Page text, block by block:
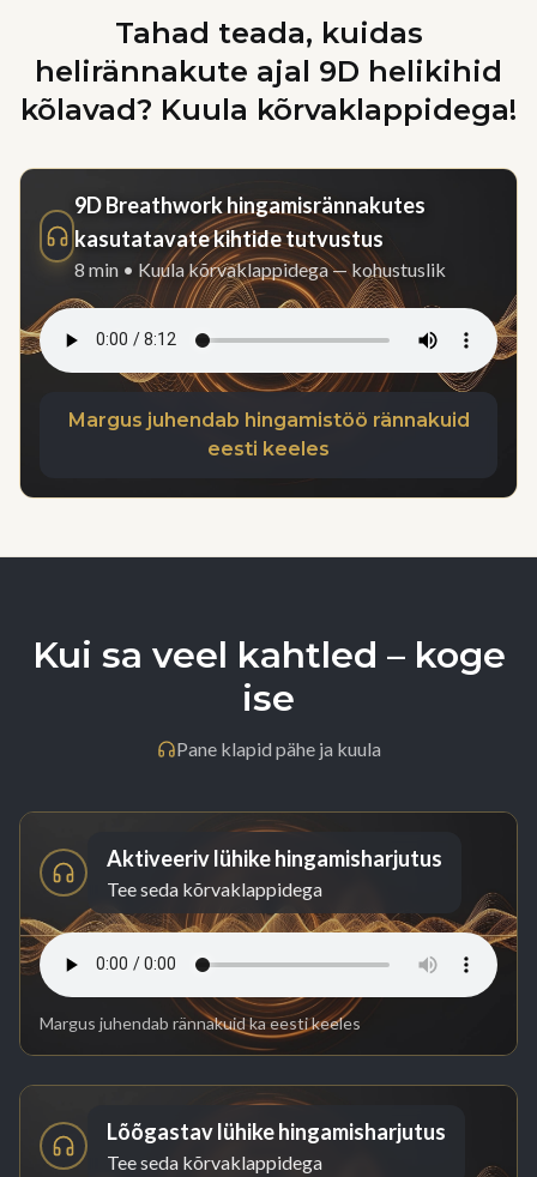
Tahad teada, kuidas
helirännakute ajal 9D helikihid
kõlavad? Kuula kõrvaklappidega!
9D Breathwork hingamisrännakutes
kasutatavate kihtide tutvustus
8 min • Kuula kõrvaklappidega — kohustuslik
Margus juhendab hingamistöö rännakuid
eesti keeles
Kui sa veel kahtled – koge
ise
Pane klapid pähe ja kuula
Aktiveeriv lühike hingamisharjutus
Tee seda kõrvaklappidega
Margus juhendab rännakuid ka eesti keeles
Lõõgastav lühike hingamisharjutus
Tee seda kõrvaklappidega